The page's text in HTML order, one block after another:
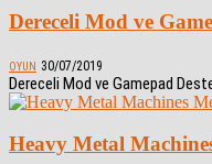
Dereceli Mod ve
OYUN 30/07/2019
Dereceli Mod ve Gamepad
Heavy Metal